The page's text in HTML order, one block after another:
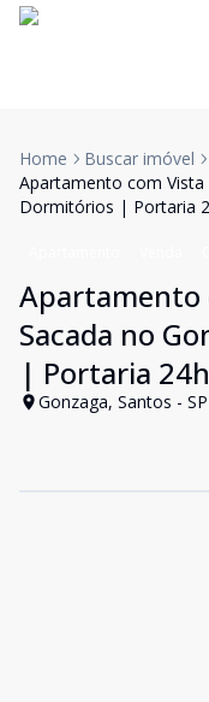
Home
Buscar imóvel
Apartamento com
Dormitórios | Portaria
Apartamento
Sacada no
| Portaria 24h
Gonzaga, Santos - SP